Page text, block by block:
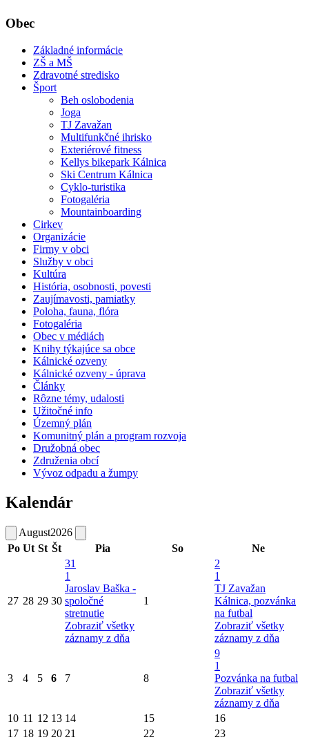
Obec
Základné informácie
ZŠ a MŠ
Zdravotné stredisko
Šport
Beh oslobodenia
Joga
TJ Zavažan
Multifunkčné ihrisko
Exteriérové fitness
Kellys bikepark Kálnica
Ski Centrum Kálnica
Cyklo-turistika
Fotogaléria
Mountainboarding
Cirkev
Organizácie
Firmy v obci
Služby v obci
Kultúra
História, osobnosti, povesti
Zaujímavosti, pamiatky
Poloha, fauna, flóra
Fotogaléria
Obec v médiách
Knihy týkajúce sa obce
Kálnické ozveny
Kálnické ozveny - úprava
Články
Rôzne témy, udalosti
Užitočné info
Územný plán
Komunitný plán a program rozvoja
Družobná obec
Združenia obcí
Vývoz odpadu a žumpy
Kalendár
August2026
Po Ut St Št Pia So Ne
27 28 29 30
31
1
Jaroslav Baška -
spoločné
stretnutie
Zobraziť všetky
záznamy z dňa
1
2
1
TJ Zavažan
Kálnica, pozvánka
na futbal
Zobraziť všetky
záznamy z dňa
3 4 5 6 7 8
9
1
Pozvánka na futbal
Zobraziť všetky
záznamy z dňa
10 11 12 13 14 15
16
17 18 19 20 21 22 23